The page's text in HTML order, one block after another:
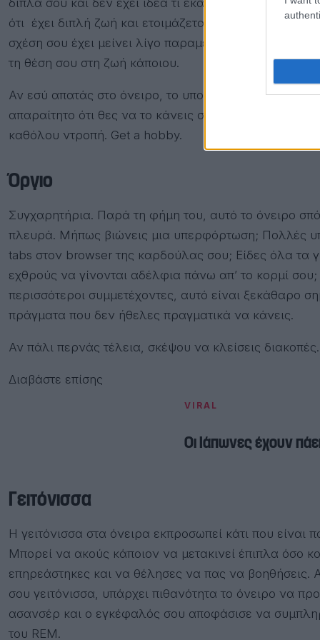
ότι έχει διπλή ζωή και ετοιμάζεται να πάει για
σχέση σου έχει μείνει λίγο παραμελημένο ή ότι
τη θέση σου στη ζωή κάποιου.
Αν εσύ απατάς στο όνειρο, το υποσυνείδητό σου
απαραίτητο ότι θες να το κάνεις στην
καθόλου ντροπή. Get a hobby.
Όργιο
Συγχαρητήρια. Παρά τη φήμη του, αυτό το όνειρο
πλευρά. Μήπως βιώνεις μια υπερφόρτωση; Πολλές
tabs στον browser της καρδούλας σου; Είδες όλα τα
εχθρούς να γίνονται αδέλφια πάνω απ’ το κορμί σου;
περισσότεροι συμμετέχοντες, αυτό είναι ξεκάθαρο
πράγματα που δεν ήθελες πραγματικά να κάνεις.
Αν πάλι περνάς τέλεια, σκέψου να κλείσεις
Διαβάστε επίσης
VIRAL
Οι Ιάπωνες έχουν
Γειτόνισσα
Η γειτόνισσα στα όνειρα εκπροσωπεί κάτι που
Μπορεί να ακούς κάποιον να μετακινεί έπιπλα όσο
επηρεάστηκες και να θέλησες να πας να βοηθήσεις.
σου γειτόνισσα, υπάρχει πιθανότητα το όνειρο να
ασανσέρ και ο εγκέφαλός σου αποφάσισε να
του RΕΜ.